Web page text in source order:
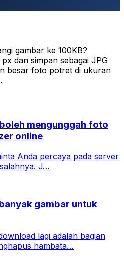
gambar ke 100KB?
dan simpan sebagai JPG
besar foto potret di ukuran
mengunggah foto
online
Anda percaya pada server
J…
gambar untuk
lagi adalah bagian
hambata…